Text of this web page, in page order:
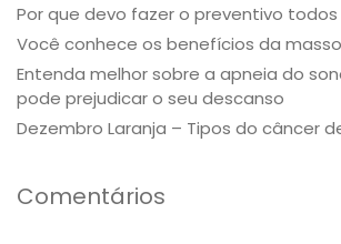
Por que devo fazer o preventivo todos
Você conhece os benefícios da
Entenda melhor sobre a apneia do
pode prejudicar o seu descanso
Dezembro Laranja – Tipos do câncer
Comentários